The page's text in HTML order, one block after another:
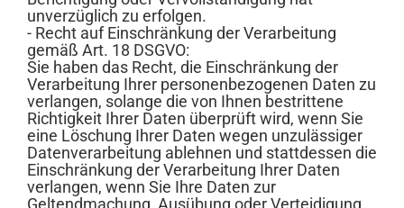
unverzüglich zu erfolgen.
- Recht auf Einschränkung der Verarbeitung
gemäß Art. 18 DSGVO:
Sie haben das Recht, die Einschränkung der
Verarbeitung Ihrer personenbezogenen Daten zu
verlangen, solange die von Ihnen bestrittene
Richtigkeit Ihrer Daten überprüft wird, wenn Sie
eine Löschung Ihrer Daten wegen unzulässiger
Datenverarbeitung ablehnen und stattdessen die
Einschränkung der Verarbeitung Ihrer Daten
verlangen, wenn Sie Ihre Daten zur
Geltendmachung, Ausübung oder Verteidigung